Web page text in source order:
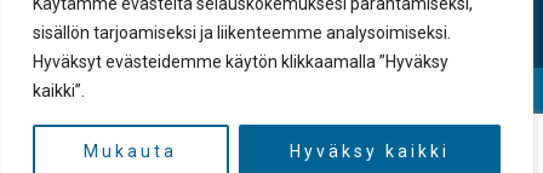
sisällön tarjoamiseksi ja liikenteemme analysoimiseksi.
Hyväksyt evästeidemme käytön klikkaamalla ”Hyväksy
kaikki”.
Mukauta Hyväksy kaikki
tunnus 0167229-8